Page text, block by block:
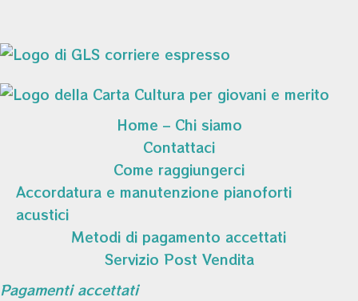
Home – Chi siamo
Contattaci
Come raggiungerci
Accordatura e manutenzione pianoforti
acustici
Metodi di pagamento accettati
Servizio Post Vendita
Pagamenti accettati